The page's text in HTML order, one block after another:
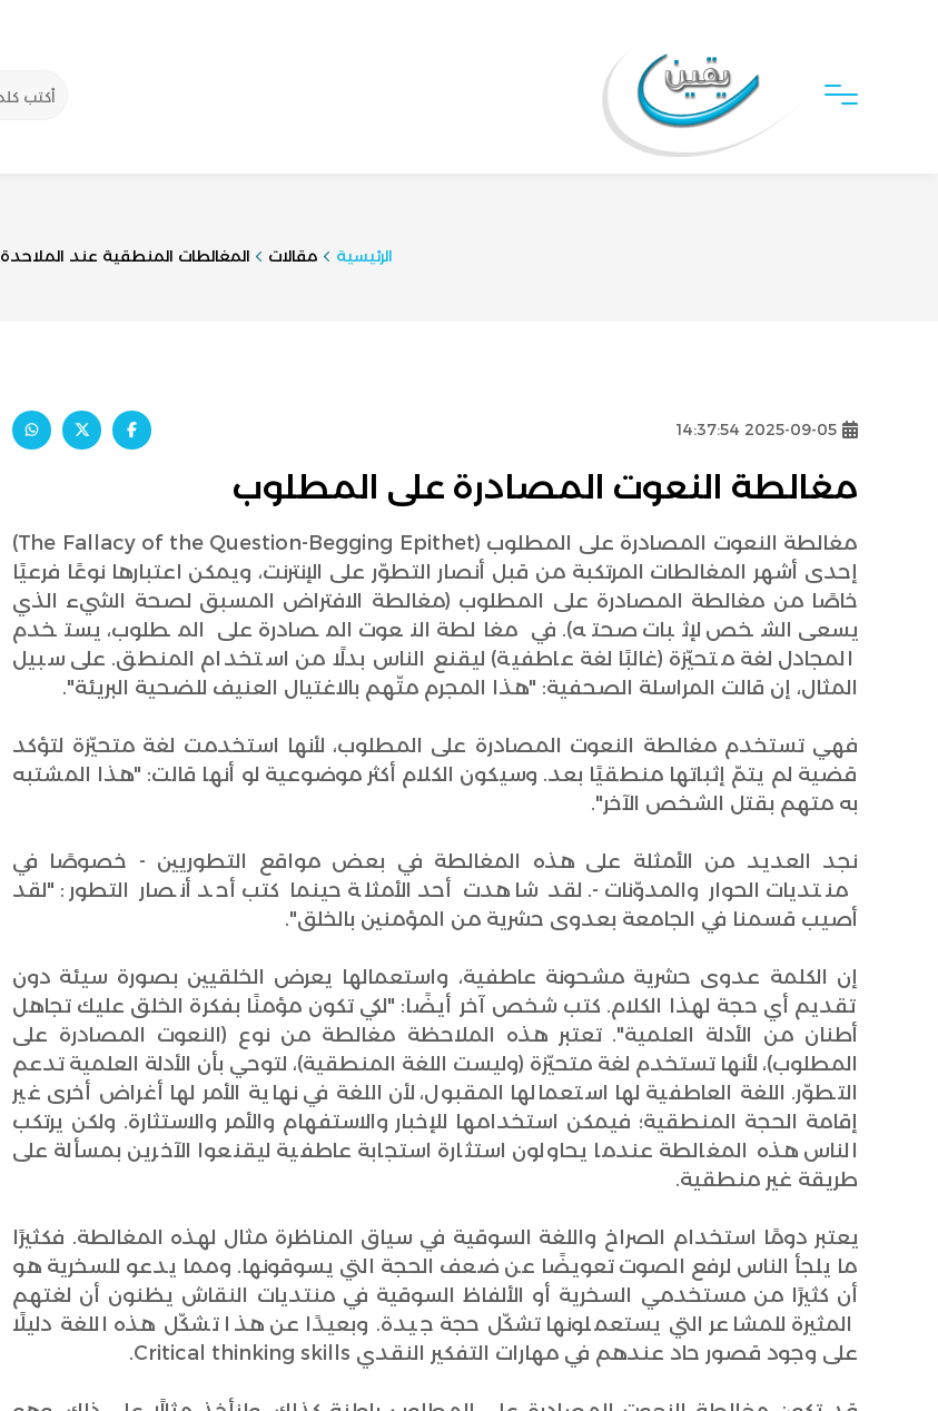
الرئيسية مقالات المغالطات المنطقية عند الملاحدة
2025-09-05 14:37:54
مغالطة النعوت المصادرة على المطلوب
مغالطة النعوت المصادرة على المطلوب (The Fallacy of the Question-Begging Epithet)
إحدى أشهر المغالطات المرتكبة من قبل أنصار التطوّر على الإنترنت، ويمكن اعتبارها نوعًا فرعيًا
خاصًا من مغالطة المصادرة على المطلوب (مغالطة الافتراض المسبق لصحة الشيء الذي
يسعى الشخص لإثبات صحته). في مغالطة النعوت المصادرة على المطلوب، يستخدم
المجادل لغة متحيّزة (غالبًا لغة عاطفية) ليقنع الناس بدلًا من استخدام المنطق. على سبيل
المثال، إن قالت المراسلة الصحفية: "هذا المجرم متّهم بالاغتيال العنيف للضحية البريئة".
فهي تستخدم مغالطة النعوت المصادرة على المطلوب، لأنها استخدمت لغة متحيّزة لتؤكد
قضية لم يتمّ إثباتها منطقيًا بعد. وسيكون الكلام أكثر موضوعية لو أنها قالت: "هذا المشتبه
به متهم بقتل الشخص الآخر".
نجد العديد من الأمثلة على هذه المغالطة في بعض مواقع التطوريين - خصوصًا في
منتديات الحوار والمدوّنات -. لقد شاهدت أحد الأمثلة حينما كتب أحد أنصار التطور: "لقد
أصيب قسمنا في الجامعة بعدوى حشرية من المؤمنين بالخلق".
إن الكلمة عدوى حشرية مشحونة عاطفية، واستعمالها يعرض الخلقيين بصورة سيئة دون
تقديم أي حجة لهذا الكلام. كتب شخص آخر أيضًا: "لكي تكون مؤمنًا بفكرة الخلق عليك تجاهل
أطنان من الأدلة العلمية". تعتبر هذه الملاحظة مغالطة من نوع (النعوت المصادرة على
المطلوب)، لأنها تستخدم لغة متحيّزة (وليست اللغة المنطقية)، لتوحي بأن الأدلة العلمية تدعم
التطوّر. اللغة العاطفية لها استعمالها المقبول، لأن اللغة في نهاية الأمر لها أغراض أخرى غير
إقامة الحجة المنطقية؛ فيمكن استخدامها للإخبار والاستفهام والأمر والاستثارة. ولكن يرتكب
الناس هذه المغالطة عندما يحاولون استثارة استجابة عاطفية ليقنعوا الآخرين بمسألة على
طريقة غير منطقية.
يعتبر دومًا استخدام الصراخ واللغة السوقية في سياق المناظرة مثال لهذه المغالطة. فكثيرًا
ما يلجأ الناس لرفع الصوت تعويضًا عن ضعف الحجة التي يسوقونها. ومما يدعو للسخرية هو
أن كثيرًا من مستخدمي السخرية أو الألفاظ السوقية في منتديات النقاش يظنون أن لغتهم
المثيرة للمشاعر التي يستعملونها تشكّل حجة جيدة. وبعيدًا عن هذا تشكّل هذه اللغة دليلًا
على وجود قصور حاد عندهم في مهارات التفكير النقدي Critical thinking skills.